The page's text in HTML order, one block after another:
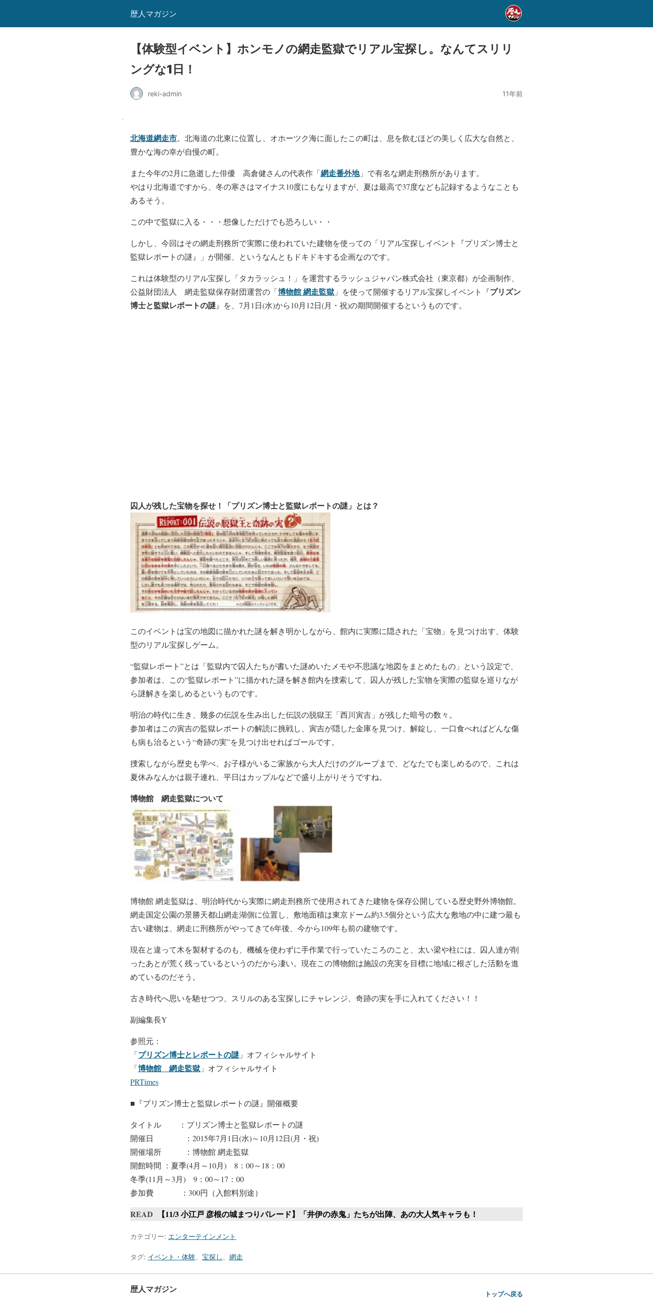
歴人マガジン
【体験型イベント】ホンモノの網走監獄でリアル宝探し。なんてスリリ
ングな1日！
reki-admin 11年前
北海道網走市。北海道の北東に位置し、オホーツク海に面したこの町は、息を飲むほどの美しく広大な自然と、
豊かな海の幸が自慢の町。
また今年の2月に急逝した俳優 高倉健さんの代表作「網走番外地」で有名な網走刑務所があります。
やはり北海道ですから、冬の寒さはマイナス10度にもなりますが、夏は最高で37度なども記録するようなことも
あるそう。
この中で監獄に入る・・・想像しただけでも恐ろしい・・
しかし、今回はその網走刑務所で実際に使われていた建物を使っての「リアル宝探しイベント『プリズン博士と
監獄レポートの謎』」が開催、というなんともドキドキする企画なのです。
これは体験型のリアル宝探し「タカラッシュ！」を運営するラッシュジャパン株式会社（東京都）が企画制作、
公益財団法人 網走監獄保存財団運営の「博物館 網走監獄 」を使って開催するリアル宝探しイベント『プリズン
博士と監獄レポートの謎』を、7月1日(水)から10月12日(月・祝)の期間開催するというものです。
囚人が残した宝物を探せ！「プリズン博士と監獄レポートの謎」とは？
このイベントは宝の地図に描かれた謎を解き明かしながら、館内に実際に隠された「宝物」を見つけ出す、体験
型のリアル宝探しゲーム。
“監獄レポート”とは「監獄内で囚人たちが書いた謎めいたメモや不思議な地図をまとめたもの」という設定で、
参加者は、この“監獄レポート”に描かれた謎を解き館内を捜索して、囚人が残した宝物を実際の監獄を巡りなが
ら謎解きを楽しめるというものです。
明治の時代に生き、幾多の伝説を生み出した伝説の脱獄王「西川寅吉」が残した暗号の数々。
参加者はこの寅吉の監獄レポートの解読に挑戦し、寅吉が隠した金庫を見つけ、解錠し、一口食べればどんな傷
も病も治るという“奇跡の実”を見つけ出せればゴールです。
捜索しながら歴史も学べ、お子様がいるご家族から大人だけのグループまで、どなたでも楽しめるので、これは
夏休みなんかは親子連れ、平日はカップルなどで盛り上がりそうですね。
博物館 網走監獄について
博物館 網走監獄は、明治時代から実際に網走刑務所で使用されてきた建物を保存公開している歴史野外博物館。
網走国定公園の景勝天都山網走湖側に位置し、敷地面積は東京ドーム約3.5個分という広大な敷地の中に建つ最も
古い建物は、網走に刑務所がやってきて6年後、今から109年も前の建物です。
現在と違って木を製材するのも、機械を使わずに手作業で行っていたころのこと、太い梁や柱には、囚人達が削
ったあとが荒く残っているというのだから凄い。現在この博物館は施設の充実を目標に地域に根ざした活動を進
めているのだそう。
古き時代へ思いを馳せつつ、スリルのある宝探しにチャレンジ、奇跡の実を手に入れてください！！
副編集長Y
参照元：
「プリズン博士とレポートの謎 」オフィシャルサイト
「博物館 網走監獄 」オフィシャルサイト
PRTimes
■『プリズン博士と監獄レポートの謎』開催概要
タイトル ：プリズン博士と監獄レポートの謎
開催日 ：2015年7月1日(水)～10月12日(月・祝)
開催場所 ：博物館 網走監獄
開館時間 ：夏季(4月～10月) 8：00～18：00
冬季(11月～3月) 9：00～17：00
参加費 ：300円（入館料別途）
READ 【11/3 小江戸 彦根の城まつりパレード】「井伊の赤鬼」たちが出陣、あの大人気キャラも！
カテゴリー: エンターテインメント
タグ: イベント・体験 宝探し 網走
歴人マガジン トップへ戻る